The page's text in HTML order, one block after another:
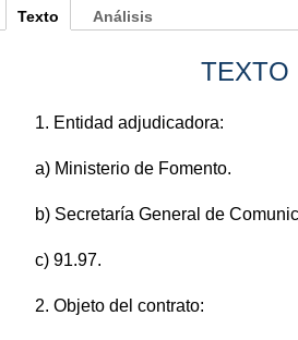
Texto
TEXTO
1. Entidad adjudicadora:
a) Ministerio de Fomento.
b) Secretaría General de
c) 91.97.
2. Objeto del contrato:
Análisis